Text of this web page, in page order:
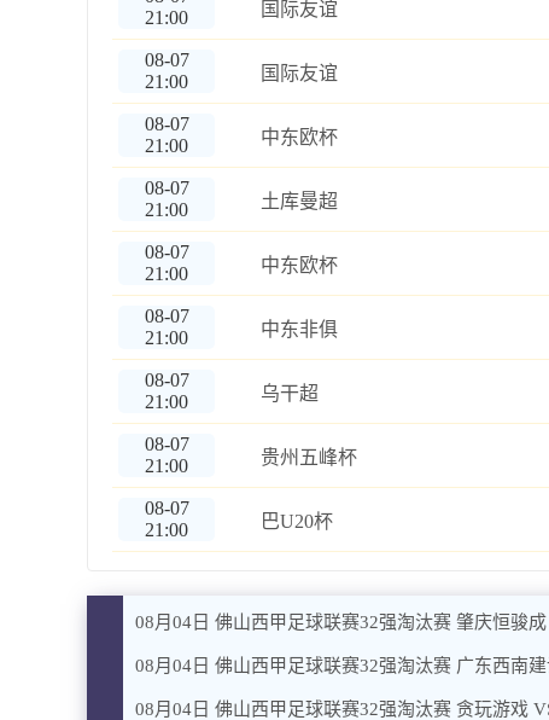
21:00
国际友谊
08-07
21:00
国际友谊
08-07
21:00
中东欧杯
08-07
21:00
土库曼超
08-07
21:00
中东欧杯
08-07
21:00
中东非俱
08-07
21:00
乌干超
08-07
21:00
贵州五峰杯
08-07
21:00
巴U20杯
08月04日 佛山西甲足球联赛32强淘汰赛 肇庆恒骏
08月04日 佛山西甲足球联赛32强淘汰赛 广东西南
08月04日 佛山西甲足球联赛32强淘汰赛 贪玩游戏